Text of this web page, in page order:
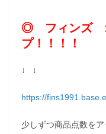
◎ フィンズ
プ！！！！
↓ ↓
https://
少しずつ商品点数を